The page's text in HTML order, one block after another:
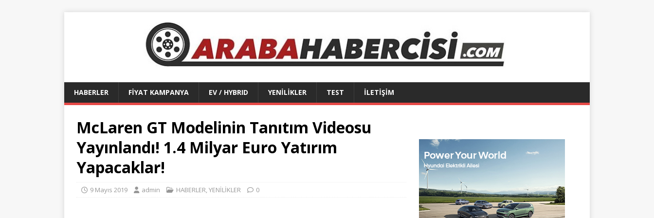
HABERLER FİYAT KAMPANYA EV / HYBRID YENİLİKLER TEST İLETİŞİM
McLaren GT Modelinin Tanıtım Videosu
Yayınlandı! 1.4 Milyar Euro Yatırım
Yapacaklar!
9 Mayıs 2019 admin HABERLER,YENİLİKLER 0